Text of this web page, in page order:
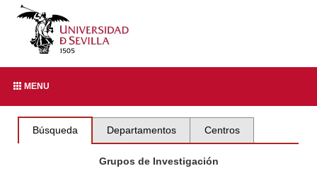
MENU
Búsqueda Departamentos Centros
Grupos de Investigación